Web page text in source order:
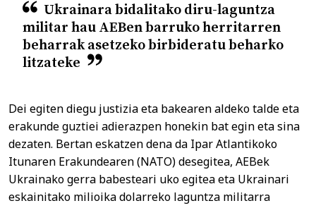
Ukrainara bidalitako diru-laguntza
militar hau AEBen barruko herritarren
beharrak asetzeko birbideratu beharko
litzateke
Dei egiten diegu justizia eta bakearen aldeko talde eta
erakunde guztiei adierazpen honekin bat egin eta sina
dezaten. Bertan eskatzen dena da Ipar Atlantikoko
Itunaren Erakundearen (NATO) desegitea, AEBek
Ukrainako gerra babesteari uko egitea eta Ukrainari
eskainitako milioika dolarreko laguntza militarra